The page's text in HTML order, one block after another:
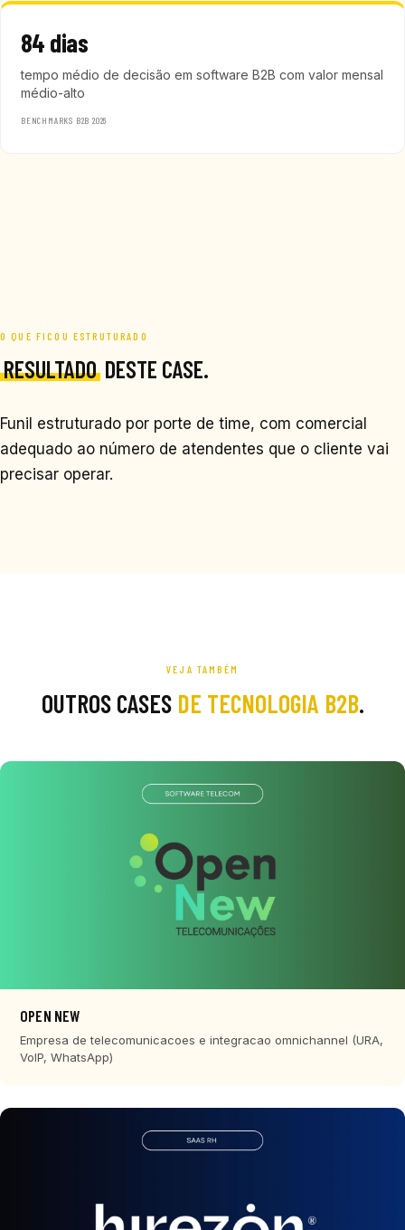
84 dias
tempo médio de decisão em software B2B com valor mensal
médio-alto
BENCHMARKS B2B 2026
O QUE FICOU ESTRUTURADO
RESULTADO DESTE CASE.
Funil estruturado por porte de time, com comercial
adequado ao número de atendentes que o cliente vai
precisar operar.
VEJA TAMBÉM
OUTROS CASES DE TECNOLOGIA B2B.
OPEN NEW
Empresa de telecomunicacoes e integracao omnichannel (URA,
VoIP, WhatsApp)